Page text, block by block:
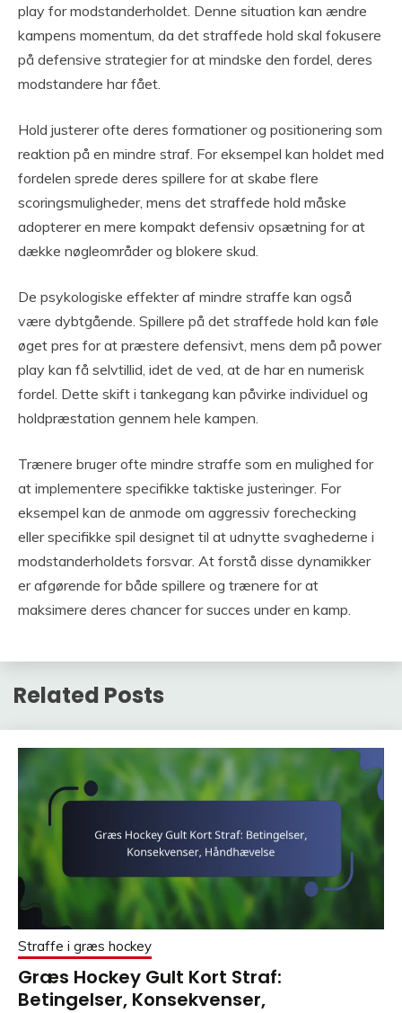
play for modstanderholdet. Denne situation kan ændre
kampens momentum, da det straffede hold skal fokusere
på defensive strategier for at mindske den fordel, deres
modstandere har fået.
Hold justerer ofte deres formationer og positionering som
reaktion på en mindre straf. For eksempel kan holdet med
fordelen sprede deres spillere for at skabe flere
scoringsmuligheder, mens det straffede hold måske
adopterer en mere kompakt defensiv opsætning for at
dække nøgleområder og blokere skud.
De psykologiske effekter af mindre straffe kan også
være dybtgående. Spillere på det straffede hold kan føle
øget pres for at præstere defensivt, mens dem på power
play kan få selvtillid, idet de ved, at de har en numerisk
fordel. Dette skift i tankegang kan påvirke individuel og
holdpræstation gennem hele kampen.
Trænere bruger ofte mindre straffe som en mulighed for
at implementere specifikke taktiske justeringer. For
eksempel kan de anmode om aggressiv forechecking
eller specifikke spil designet til at udnytte svaghederne i
modstanderholdets forsvar. At forstå disse dynamikker
er afgørende for både spillere og trænere for at
maksimere deres chancer for succes under en kamp.
Related Posts
Straffe i græs hockey
Græs Hockey Gult Kort Straf:
Betingelser, Konsekvenser,